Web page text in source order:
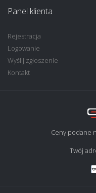
Panel klienta
Rejestracja
Logowanie
Wyślij zgłoszenie
Kontakt
Ceny podane
Twój